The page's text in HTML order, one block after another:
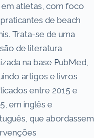
em atletas, com foco
de beach
Trata-se de uma
de literatura
na base PubMed,
artigos e livros
entre 2015 e
em inglês e
que abordassem